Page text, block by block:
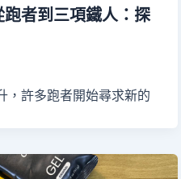
跑者到三項鐵人：探
，許多跑者開始尋求新的